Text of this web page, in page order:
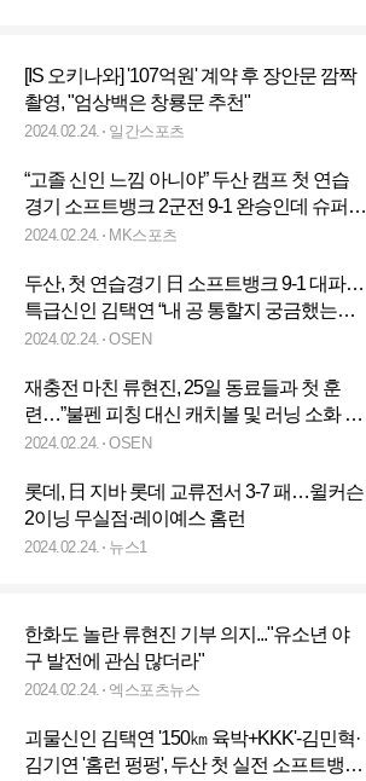
[IS 오키나와] '107억원' 계약 후 장안문 깜짝
촬영, "엄상백은 창룡문 추천"
2024.02.24. 일간스포츠
“고졸 신인 느낌 아니야” 두산 캠프 첫 연습
경기 소프트뱅크 2군전 9-1 완승인데 슈퍼루
키 ‘KKK’에 다들 더 놀랐다 [MK미야자키]
2024.02.24. MK스포츠
두산, 첫 연습경기 日 소프트뱅크 9-1 대파…
특급신인 김택연 “내 공 통할지 궁금했는데
만족해”
2024.02.24. OSEN
재충전 마친 류현진, 25일 동료들과 첫 훈
련…”불펜 피칭 대신 캐치볼 및 러닝 소화 예
정” [오!쎈 오키나와]
2024.02.24. OSEN
롯데, 日 지바 롯데 교류전서 3-7 패…윌커슨
2이닝 무실점·레이예스 홈런
2024.02.24. 뉴스1
한화도 놀란 류현진 기부 의지..."유소년 야
구 발전에 관심 많더라"
2024.02.24. 엑스포츠뉴스
괴물신인 김택연 '150㎞ 육박+KKK'-김민혁·
김기연 '홈런 펑펑', 두산 첫 실전 소프트뱅크